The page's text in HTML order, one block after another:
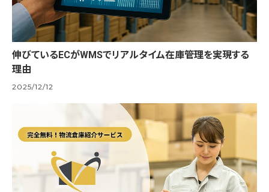
伸びているECがWMSでリアルタイム在庫管理を実現する
理由
2025/12/12